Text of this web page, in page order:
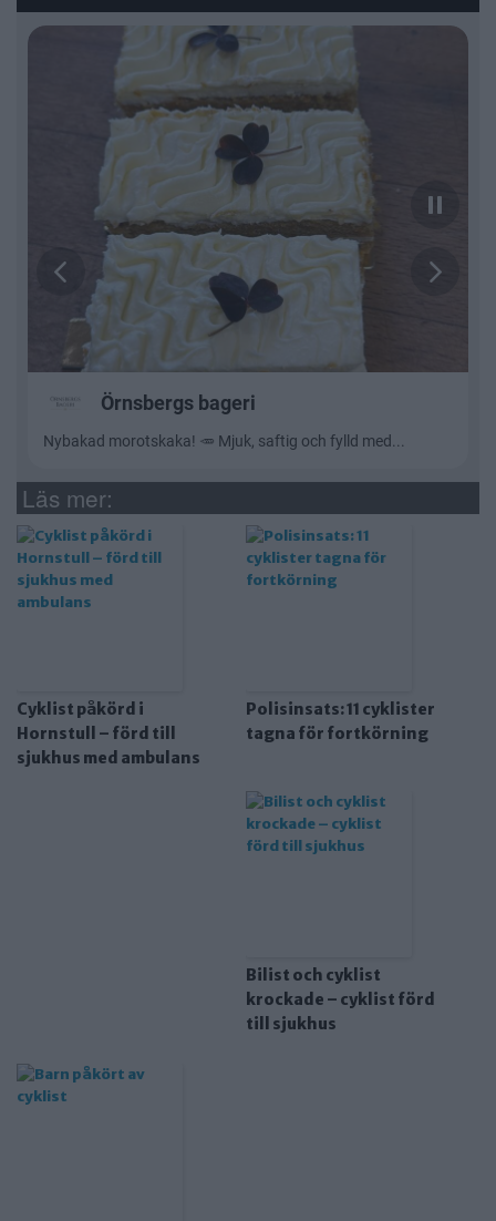
Läs mer:
Cyklist påkörd i
Hornstull – förd till
sjukhus med ambulans
Polisinsats: 11 cyklister
tagna för fortkörning
Bilist och cyklist
krockade – cyklist förd
till sjukhus